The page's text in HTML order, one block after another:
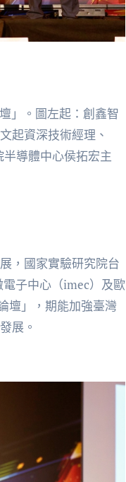
」。圖左起：創鑫智
起資深技術經理、
導體中心侯拓宏主
，國家實驗研究院台
子中心（imec）及歐
壇」，期能加強臺灣
展。